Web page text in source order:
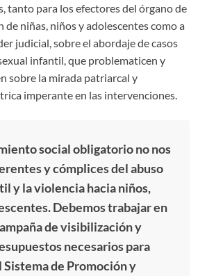
tanto para los efectores del órgano de
de niñas, niños y adolescentes como a
judicial, sobre el abordaje de casos
infantil, que problematicen y
sobre la mirada patriarcal y
imperante en las intervenciones.
social obligatorio no nos
y cómplices del abuso
y la violencia hacia niños,
Debemos trabajar en
de visibilización y
necesarios para
de Promoción y